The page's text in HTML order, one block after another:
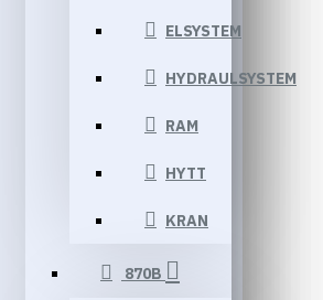
ELSYSTEM
HYDRAULSYSTEM
RAM
HYTT
KRAN
870B